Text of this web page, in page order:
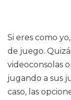
Si eres como
de juego.
videoconsolas
jugando a sus
caso, las